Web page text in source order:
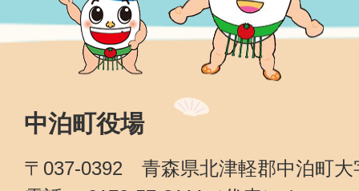
中泊町役場
〒037-0392 青森県北津軽郡中泊町大